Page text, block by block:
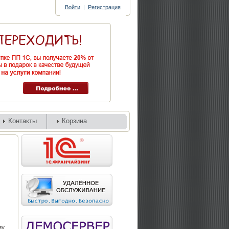
Войти | Регистрация
Контакты Корзина